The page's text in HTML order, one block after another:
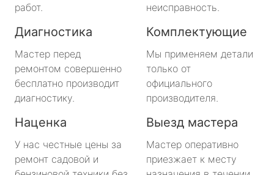
работ.
неисправность.
Диагностика
Мастер перед
ремонтом совершенно
бесплатно производит
диагностику.
Комплектующие
Мы применяем детали
только от
официального
производителя.
Наценка
У нас честные цены за
ремонт садовой и
Выезд мастера
Мастер оперативно
приезжает к месту